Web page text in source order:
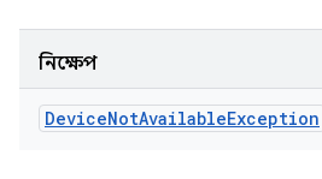
নিক্ষেপ
DeviceNotAvailableException